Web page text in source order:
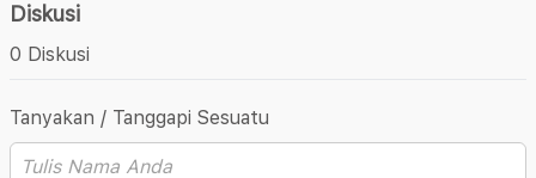
Diskusi
0 Diskusi
Tanyakan / Tanggapi Sesuatu